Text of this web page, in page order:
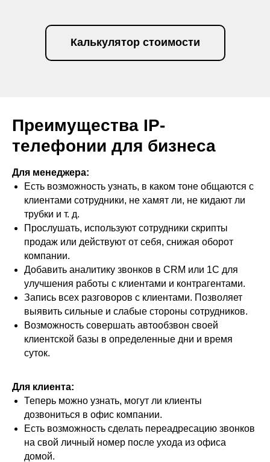
Калькулятор стоимости
Преимущества IP-
телефонии для бизнеса
Для менеджера:
Есть возможность узнать, в каком тоне общаются с
клиентами сотрудники, не хамят ли, не кидают ли
трубки и т. д.
Прослушать, используют сотрудники скрипты
продаж или действуют от себя, снижая оборот
компании.
Добавить аналитику звонков в CRM или 1С для
улучшения работы с клиентами и контрагентами.
Запись всех разговоров с клиентами. Позволяет
выявить сильные и слабые стороны сотрудников.
Возможность совершать автообзвон своей
клиентской базы в определенные дни и время
суток.
Для клиента:
Теперь можно узнать, могут ли клиенты
дозвониться в офис компании.
Есть возможность сделать переадресацию звонков
на свой личный номер после ухода из офиса
домой.